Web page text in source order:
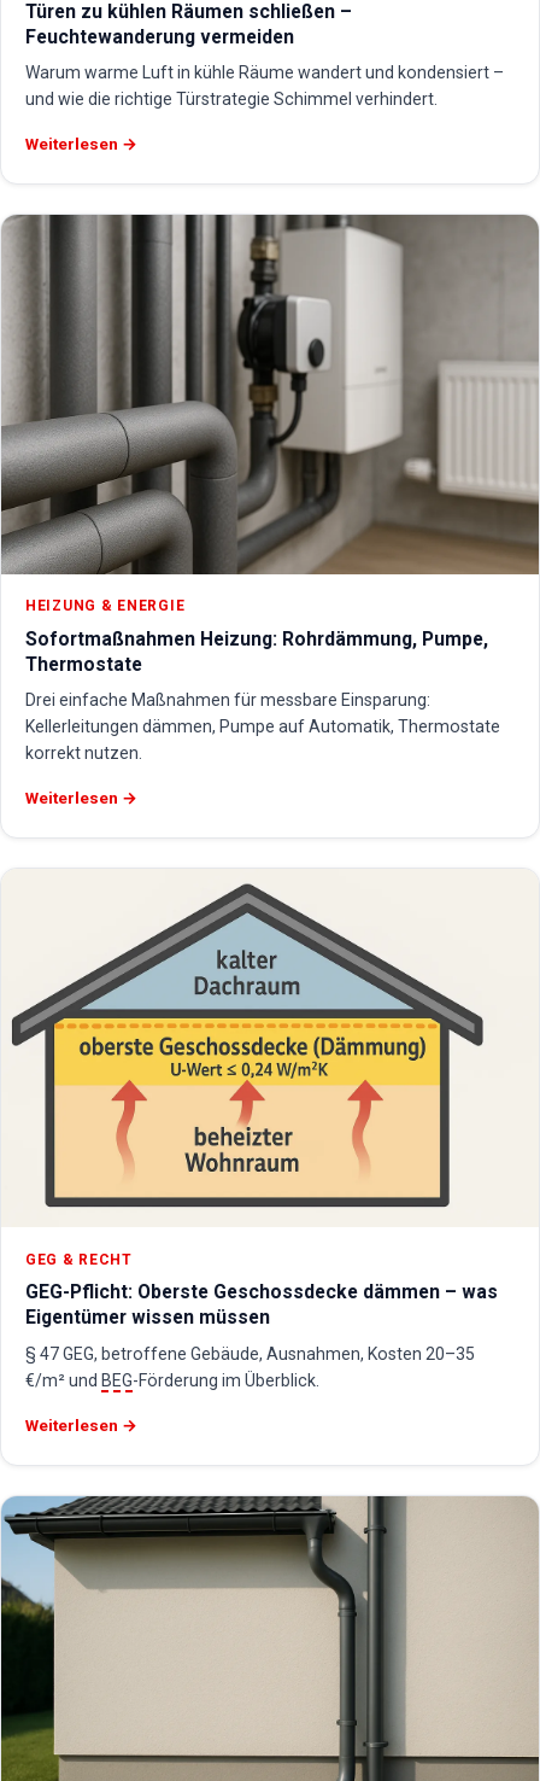
Türen zu kühlen Räumen schließen –
Feuchtewanderung vermeiden
Warum warme Luft in kühle Räume wandert und kondensiert –
und wie die richtige Türstrategie Schimmel verhindert.
Weiterlesen →
HEIZUNG & ENERGIE
Sofortmaßnahmen Heizung: Rohrdämmung, Pumpe,
Thermostate
Drei einfache Maßnahmen für messbare Einsparung:
Kellerleitungen dämmen, Pumpe auf Automatik, Thermostate
korrekt nutzen.
Weiterlesen →
GEG & RECHT
GEG-Pflicht: Oberste Geschossdecke dämmen – was
Eigentümer wissen müssen
§ 47 GEG, betroffene Gebäude, Ausnahmen, Kosten 20–35
€/m² und BEG-Förderung im Überblick.
Weiterlesen →